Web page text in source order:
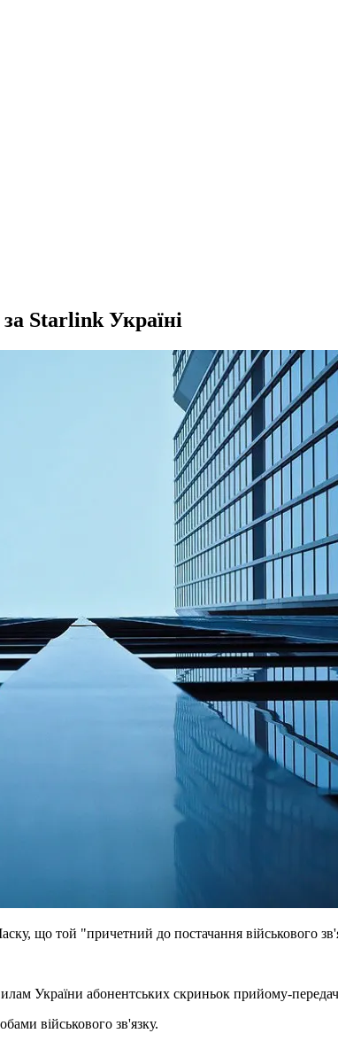
Starlink Україні
що той "причетний до постачання військового
України абонентських скриньок прийому-
військового зв'язку.